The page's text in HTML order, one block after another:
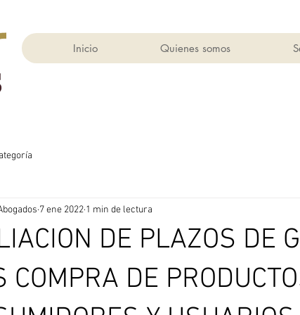
Inicio Quienes somos
DE PLAZOS DE
COMPRA DE
7 ene 2022 1 min de lectura